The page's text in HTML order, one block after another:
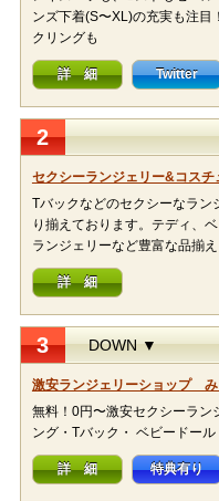
ンズ下着(S〜XL)の充実も注目
クリングも
詳 細 Twitter
2
セクシーランジェリー&コス
Tバックなどのセクシーなラン
り揃えております。テディ、
ランジェリーなど豊富な品揃え
詳 細
3 DOWN ▼
激安ランジェリーショップ み
無料！0円〜激安セクシーラ
ング・Tバック・ ベビードー
詳 細 特典有り